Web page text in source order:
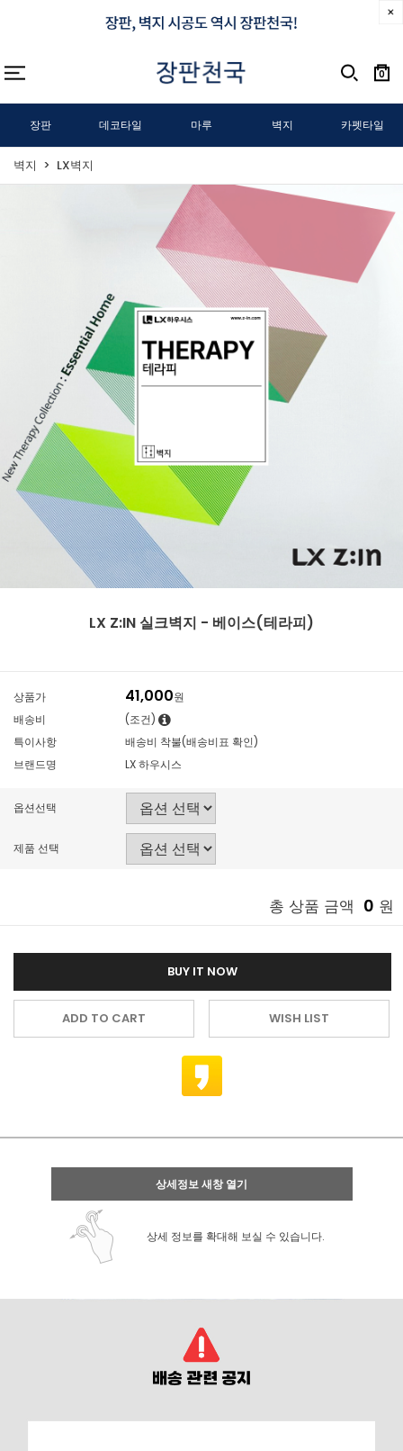
0
장판 데코타일 마루 벽지 카펫타일
벽지 LX벽지
LX Z:IN 실크벽지 - 베이스(테라피)
상품가 41,000원
배송비
(조건)
특이사항
배송비 착불(배송비표 확인)
브랜드명
LX 하우시스
옵션선택
제품 선택
총 상품 금액 0 원
BUY IT NOW
ADD TO CART WISH LIST
상세정보 새창 열기
상세 정보를 확대해 보실 수 있습니다.